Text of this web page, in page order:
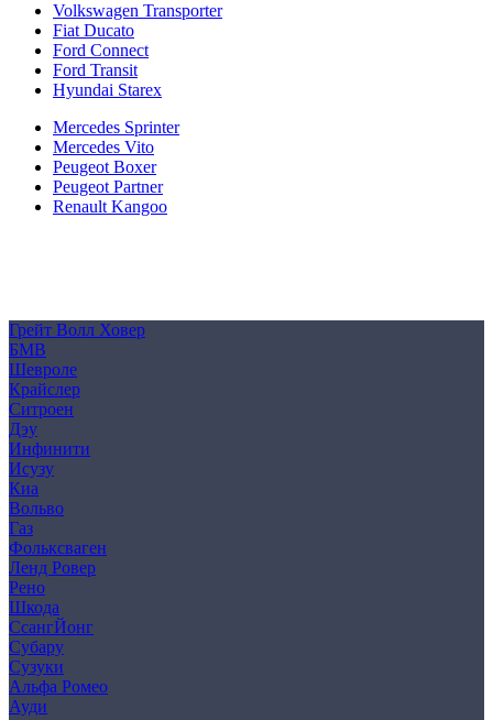
Volkswagen Transporter
Fiat Ducato
Ford Connect
Ford Transit
Hyundai Starex
Mercedes Sprinter
Mercedes Vito
Peugeot Boxer
Peugeot Partner
Renault Kangoo
Грейт Волл Ховер
БМВ
Шевроле
Крайслер
Ситроен
Дэу
Инфинити
Исузу
Киа
Вольво
Газ
Фольксваген
Ленд Ровер
Рено
Шкода
СсангЙонг
Субару
Сузуки
Альфа Ромео
Ауди